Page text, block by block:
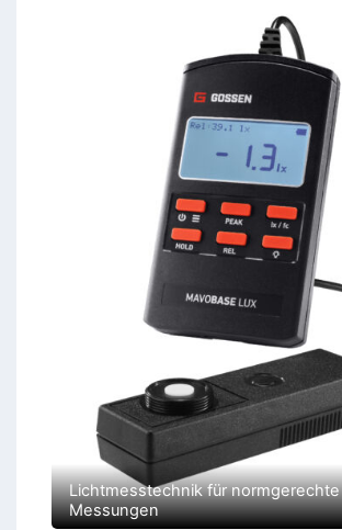
Lichtmesstechnik für normgerechte
Messungen